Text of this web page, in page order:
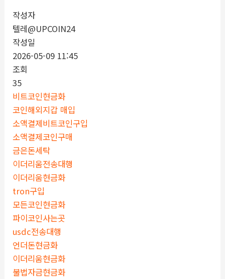
작성자
텔레@UPCOIN24
작성일
2026-05-09 11:45
조회
35
비트코인현금화
코인해외지갑 매입
소액결제비트코인구입
소액결제코인구매
금은돈세탁
이더리움전송대행
이더리움현금화
tron구입
모든코인현금화
파이코인사는곳
usdc전송대행
언더돈현금화
이더리움현금화
불법자금현금화